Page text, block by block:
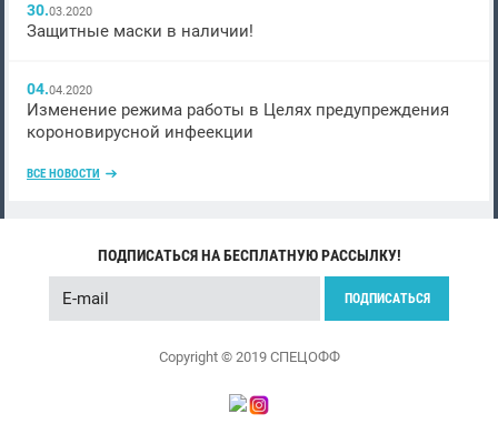
30.03.2020
Защитные маски в наличии!
04.04.2020
Изменение режима работы в Целях предупреждения
короновирусной инфеекции
ВСЕ НОВОСТИ
ПОДПИСАТЬСЯ НА БЕСПЛАТНУЮ РАССЫЛКУ!
ПОДПИСАТЬСЯ
Copyright © 2019 СПЕЦОФФ